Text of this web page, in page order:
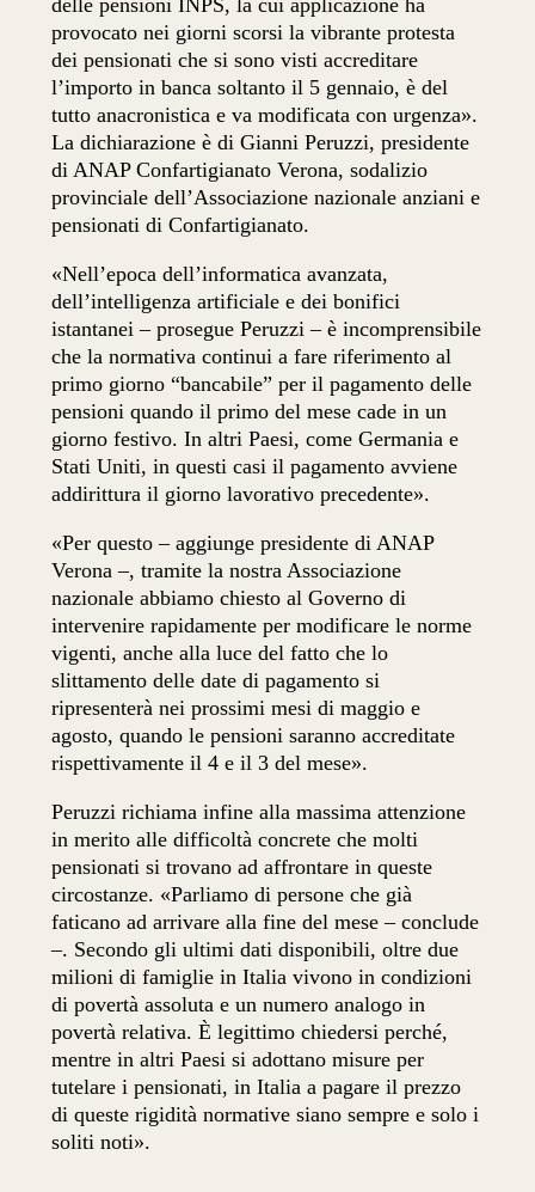
delle pensioni INPS, la cui applicazione ha
provocato nei giorni scorsi la vibrante protesta
dei pensionati che si sono visti accreditare
l’importo in banca soltanto il 5 gennaio, è del
tutto anacronistica e va modificata con urgenza».
La dichiarazione è di Gianni Peruzzi, presidente
di ANAP Confartigianato Verona, sodalizio
provinciale dell’Associazione nazionale anziani e
pensionati di Confartigianato.
«Nell’epoca dell’informatica avanzata,
dell’intelligenza artificiale e dei bonifici
istantanei – prosegue Peruzzi – è incomprensibile
che la normativa continui a fare riferimento al
primo giorno “bancabile” per il pagamento delle
pensioni quando il primo del mese cade in un
giorno festivo. In altri Paesi, come Germania e
Stati Uniti, in questi casi il pagamento avviene
addirittura il giorno lavorativo precedente».
«Per questo – aggiunge presidente di ANAP
Verona –, tramite la nostra Associazione
nazionale abbiamo chiesto al Governo di
intervenire rapidamente per modificare le norme
vigenti, anche alla luce del fatto che lo
slittamento delle date di pagamento si
ripresenterà nei prossimi mesi di maggio e
agosto, quando le pensioni saranno accreditate
rispettivamente il 4 e il 3 del mese».
Peruzzi richiama infine alla massima attenzione
in merito alle difficoltà concrete che molti
pensionati si trovano ad affrontare in queste
circostanze. «Parliamo di persone che già
faticano ad arrivare alla fine del mese – conclude
–. Secondo gli ultimi dati disponibili, oltre due
milioni di famiglie in Italia vivono in condizioni
di povertà assoluta e un numero analogo in
povertà relativa. È legittimo chiedersi perché,
mentre in altri Paesi si adottano misure per
tutelare i pensionati, in Italia a pagare il prezzo
di queste rigidità normative siano sempre e solo i
soliti noti».